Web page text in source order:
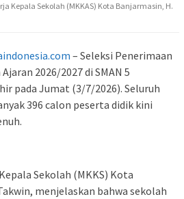
Kepala Sekolah (MKKAS) Kota Banjarmasin, H.
– Seleksi Penerimaan
2026/2027 di SMAN 5
pada Jumat (3/7/2026). Seluruh
396 calon peserta didik kini
Sekolah (MKKS) Kota
menjelaskan bahwa sekolah